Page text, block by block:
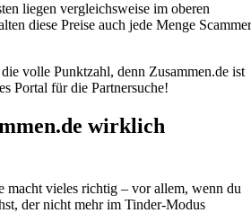
liegen vergleichsweise im oberen
diese Preise auch jede Menge Scammer
volle Punktzahl, denn Zusammen.de ist
Portal für die Partnersuche!
wirklich
macht vieles richtig – vor allem, wenn du
der nicht mehr im Tinder-Modus